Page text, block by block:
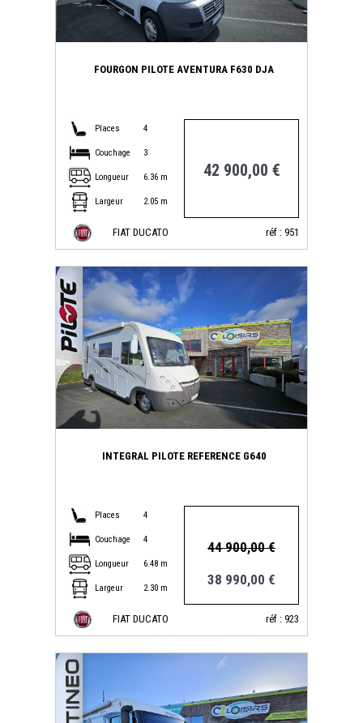
FOURGON PILOTE AVENTURA F630 DJA
Places 4
Couchage 3
Longueur 6.36 m
Largeur 2.05 m
42 900,00 €
FIAT DUCATO réf : 951
INTEGRAL PILOTE REFERENCE G640
Places 4
Couchage 4
Longueur 6.48 m
Largeur 2.30 m
44 900,00 €
38 990,00 €
FIAT DUCATO réf : 923